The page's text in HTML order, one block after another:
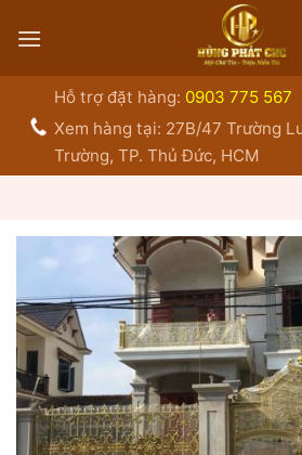
qua
Hỗ trợ đặt hàng: 0903 775 567
Xem hàng tại: 27B/47 Trường
Trường, TP. Thủ Đức, HCM